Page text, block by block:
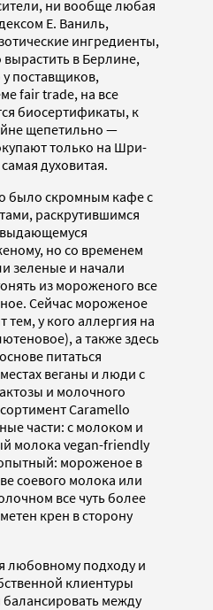
ни вообще любая
E. Ваниль,
ингредиенты,
в Берлине,
поставщиков,
fair trade, на все
биосертификаты, к
щепетильно —
только на Шри-
духовитая.
было скромным кафе с
раскрутившимся
но со временем
зеленые и начали
из мороженого все
Сейчас мороженое
тем, у кого аллергия на
а также здесь
питаться
веганы и люди с
и молочного
Caramello
части: с молоком и
молока vegan-friendly
мороженое в
соевого молока или
все чуть более
крен в сторону
любовному подходу и
клиентуры
балансировать между